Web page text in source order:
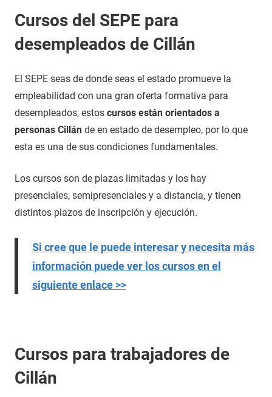
Cursos del SEPE para
desempleados de Cillán
El SEPE seas de donde seas el estado promueve la
empleabilidad con una gran oferta formativa para
desempleados, estos cursos están orientados a
personas Cillán de en estado de desempleo, por lo que
esta es una de sus condiciones fundamentales.
Los cursos son de plazas limitadas y los hay
presenciales, semipresenciales y a distancia, y tienen
distintos plazos de inscripción y ejecución.
Si cree que le puede interesar y necesita más
información puede ver los cursos en el
siguiente enlace >>
Cursos para trabajadores de
Cillán